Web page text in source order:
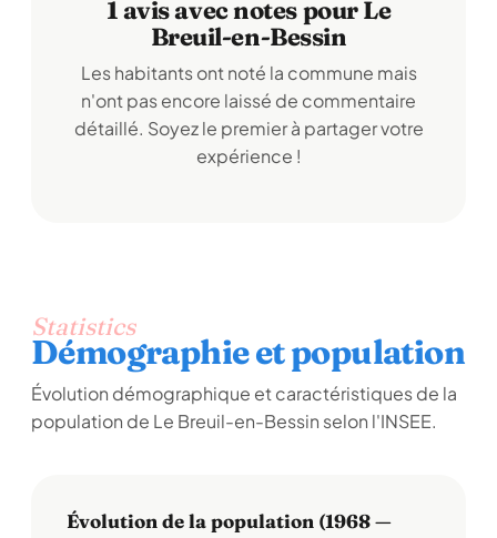
1 avis avec notes pour Le
Breuil-en-Bessin
Les habitants ont noté la commune mais
n'ont pas encore laissé de commentaire
détaillé. Soyez le premier à partager votre
expérience !
Statistics
Démographie et population
Évolution démographique et caractéristiques de la
population de Le Breuil-en-Bessin selon l'INSEE.
Évolution de la population (1968 —